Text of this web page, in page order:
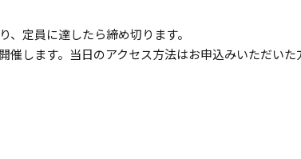
、定員に達したら締め切ります。
催します。当日のアクセス方法はお申込みいただいた